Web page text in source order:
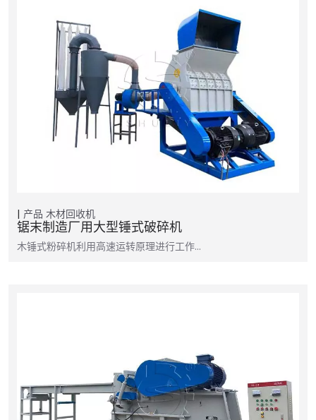
产品 木材回收机
锯末制造厂用大型锤式破碎机
木锤式粉碎机利用高速运转原理进行工作…